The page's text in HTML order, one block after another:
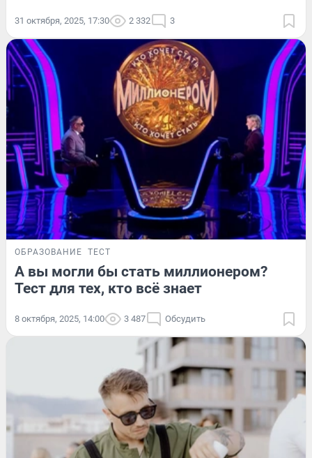
31 октября, 2025, 17:30 2 332 3
ОБРАЗОВАНИЕ ТЕСТ
А вы могли бы стать миллионером?
Тест для тех, кто всё знает
8 октября, 2025, 14:00 3 487 Обсудить